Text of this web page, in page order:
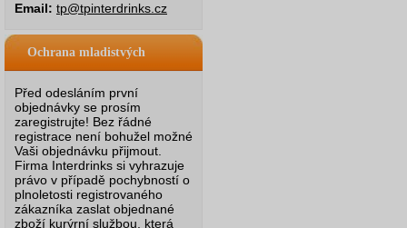
Email: tp@tpinterdrinks.cz
Ochrana mladistvých
Před odesláním první
objednávky se prosím
zaregistrujte! Bez řádné
registrace není bohužel možné
Vaši objednávku přijmout.
Firma Interdrinks si vyhrazuje
právo v případě pochybností o
plnoletosti registrovaného
zákazníka zaslat objednané
zboží kurýrní službou, která